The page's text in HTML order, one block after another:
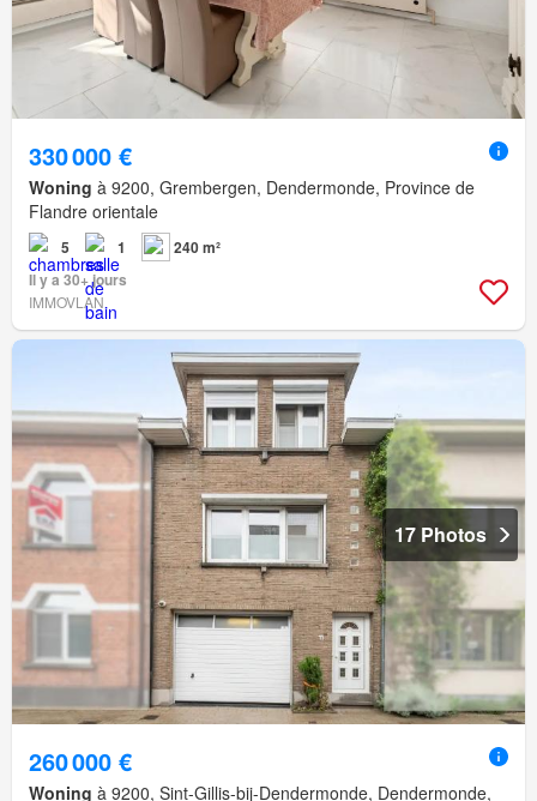
330 000 €
Woning à 9200, Grembergen, Dendermonde, Province de
Flandre orientale
5 1
240 m²
Il y a 30+ jours
IMMOVLAN
17 Photos
260 000 €
Woning à 9200, Sint-Gillis-bij-Dendermonde, Dendermonde,